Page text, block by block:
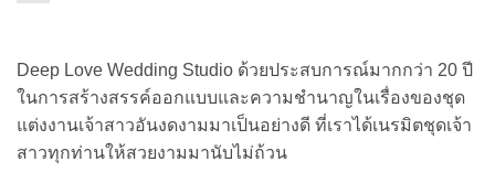
Deep Love Wedding Studio ด้วยประสบการณ์มากกว่า 20 ปี
ในการสร้างสรรค์ออกแบบและความชำนาญในเรื่องของชุด
แต่งงานเจ้าสาวอันงดงามมาเป็นอย่างดี ที่เราได้เนรมิตชุดเจ้า
สาวทุกท่านให้สวยงามมานับไม่ถ้วน